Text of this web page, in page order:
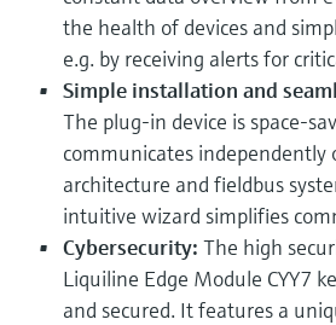
the health of devices and
e.g. by receiving alerts for
Simple installation and
The plug-in device is space-
communicates independently
architecture and fieldbus
intuitive wizard simplifies
Cybersecurity: The high
Liquiline Edge Module CYY7
and secured. It features a